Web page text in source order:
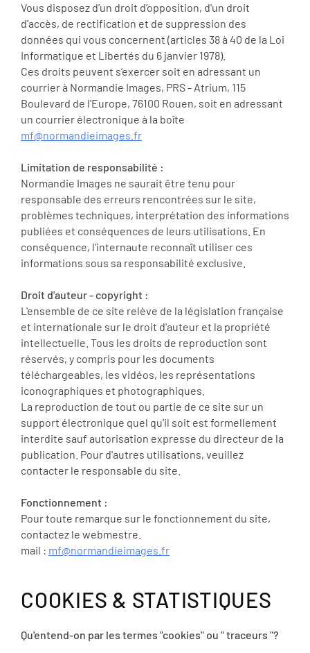
Vous disposez d’un droit d’opposition, d'un droit
d'accès, de rectification et de suppression des
données qui vous concernent (articles 38 à 40 de la Loi
Informatique et Libertés du 6 janvier 1978).
Ces droits peuvent s’exercer soit en adressant un
courrier à Normandie Images, PRS - Atrium, 115
Boulevard de l'Europe, 76100 Rouen, soit en adressant
un courrier électronique à la boîte
mf@normandieimages.fr
Limitation de responsabilité :
Normandie Images ne saurait être tenu pour
responsable des erreurs rencontrées sur le site,
problèmes techniques, interprétation des informations
publiées et conséquences de leurs utilisations. En
conséquence, l’internaute reconnaît utiliser ces
informations sous sa responsabilité exclusive.
Droit d'auteur - copyright :
L'ensemble de ce site relève de la législation française
et internationale sur le droit d'auteur et la propriété
intellectuelle. Tous les droits de reproduction sont
réservés, y compris pour les documents
téléchargeables, les vidéos, les représentations
iconographiques et photographiques.
La reproduction de tout ou partie de ce site sur un
support électronique quel qu'il soit est formellement
interdite sauf autorisation expresse du directeur de la
publication. Pour d'autres utilisations, veuillez
contacter le responsable du site.
Fonctionnement :
Pour toute remarque sur le fonctionnement du site,
contactez le webmestre.
mail : mf@normandieimages.fr
COOKIES & STATISTIQUES
Qu'entend-on par les termes "cookies" ou " traceurs "?